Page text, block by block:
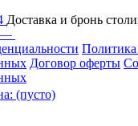
Доставка и бронь
—
Политика
Договор оферты
(пусто)